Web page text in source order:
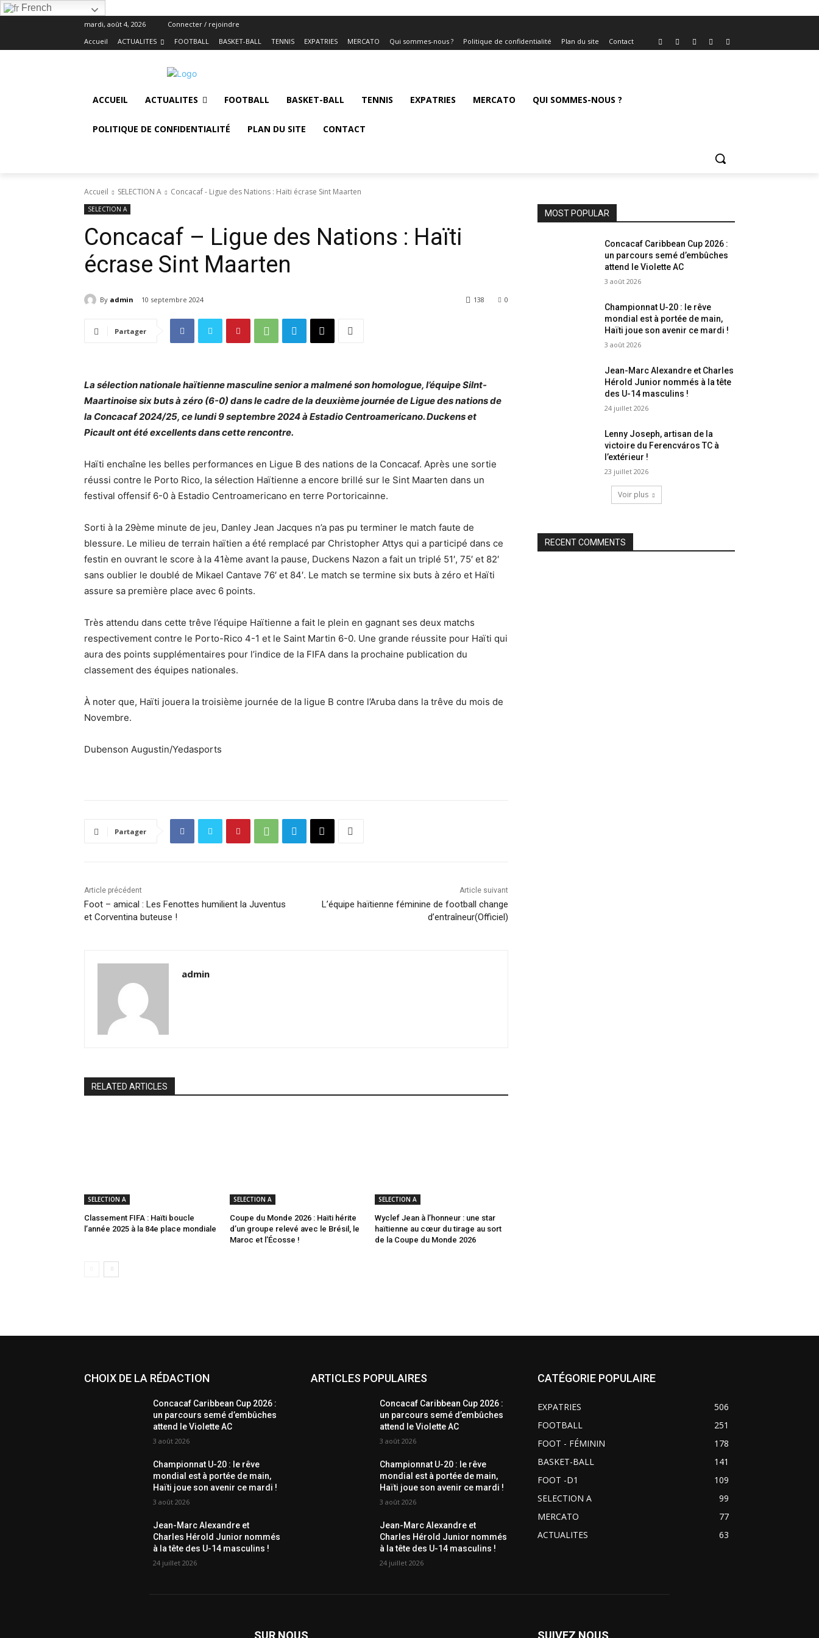
French
mardi, août 4, 2026
Connecter / rejoindre
Accueil
ACTUALITES FOOTBALL BASKET-BALL TENNIS EXPATRIES MERCATO Qui sommes-nous ? Politique de confidentialité Plan du site Contact
ACCUEIL ACTUALITES FOOTBALL BASKET-BALL TENNIS EXPATRIES MERCATO QUI SOMMES-NOUS ?
POLITIQUE DE CONFIDENTIALITÉ PLAN DU SITE CONTACT
Accueil SELECTION A Concacaf - Ligue des Nations : Haïti écrase Sint Maarten
SELECTION A
Concacaf – Ligue des Nations : Haïti
écrase Sint Maarten
By admin 10 septembre 2024 0
138
Partager
La sélection nationale haïtienne masculine senior a malmené son homologue, l’équipe Silnt-
Maartinoise six buts à zéro (6-0) dans le cadre de la deuxième journée de Ligue des nations de
la Concacaf 2024/25, ce lundi 9 septembre 2024 à Estadio Centroamericano. Duckens et
Picault ont été excellents dans cette rencontre.
Haïti enchaîne les belles performances en Ligue B des nations de la Concacaf. Après une sortie
réussi contre le Porto Rico, la sélection Haïtienne a encore brillé sur le Sint Maarten dans un
festival offensif 6-0 à Estadio Centroamericano en terre Portoricainne.
Sorti à la 29ème minute de jeu, Danley Jean Jacques n’a pas pu terminer le match faute de
blessure. Le milieu de terrain haïtien a été remplacé par Christopher Attys qui a participé dans ce
festin en ouvrant le score à la 41ème avant la pause, Duckens Nazon a fait un triplé 51′, 75′ et 82′
sans oublier le doublé de Mikael Cantave 76′ et 84′. Le match se termine six buts à zéro et Haïti
assure sa première place avec 6 points.
Très attendu dans cette trêve l’équipe Haïtienne a fait le plein en gagnant ses deux matchs
respectivement contre le Porto-Rico 4-1 et le Saint Martin 6-0. Une grande réussite pour Haïti qui
aura des points supplémentaires pour l’indice de la FIFA dans la prochaine publication du
classement des équipes nationales.
À noter que, Haïti jouera la troisième journée de la ligue B contre l’Aruba dans la trêve du mois de
Novembre.
Dubenson Augustin/Yedasports
Partager
Article précédent
Foot – amical : Les Fenottes humilient la Juventus
et Corventina buteuse !
Article suivant
L’équipe haïtienne féminine de football change
d’entraîneur(Officiel)
admin
RELATED ARTICLES
SELECTION A
Classement FIFA : Haïti boucle
l’année 2025 à la 84e place mondiale
SELECTION A
Coupe du Monde 2026 : Haïti hérite
d’un groupe relevé avec le Brésil, le
Maroc et l’Écosse !
SELECTION A
Wyclef Jean à l’honneur : une star
haïtienne au cœur du tirage au sort
de la Coupe du Monde 2026
MOST POPULAR
Concacaf Caribbean Cup 2026 :
un parcours semé d’embûches
attend le Violette AC
3 août 2026
Championnat U-20 : le rêve
mondial est à portée de main,
Haïti joue son avenir ce mardi !
3 août 2026
Jean-Marc Alexandre et Charles
Hérold Junior nommés à la tête
des U-14 masculins !
24 juillet 2026
Lenny Joseph, artisan de la
victoire du Ferencváros TC à
l’extérieur !
23 juillet 2026
Voir plus
RECENT COMMENTS
CHOIX DE LA RÉDACTION
Concacaf Caribbean Cup 2026 :
un parcours semé d’embûches
attend le Violette AC
3 août 2026
Championnat U-20 : le rêve
mondial est à portée de main,
Haïti joue son avenir ce mardi !
3 août 2026
Jean-Marc Alexandre et
Charles Hérold Junior nommés
à la tête des U-14 masculins !
24 juillet 2026
ARTICLES POPULAIRES
Concacaf Caribbean Cup 2026 :
un parcours semé d’embûches
attend le Violette AC
3 août 2026
Championnat U-20 : le rêve
mondial est à portée de main,
Haïti joue son avenir ce mardi !
3 août 2026
Jean-Marc Alexandre et
Charles Hérold Junior nommés
à la tête des U-14 masculins !
24 juillet 2026
CATÉGORIE POPULAIRE
EXPATRIES
506
FOOTBALL
251
FOOT - FÉMININ
178
BASKET-BALL
141
FOOT -D1
109
SELECTION A
99
MERCATO
77
ACTUALITES
63